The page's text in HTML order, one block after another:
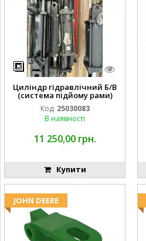
Циліндр гідравлічний Б/В
(система підйому рами)
3X8 87423768
Код: 25030083
В наявності
11 250,00 грн.
Купити
JOHN DEERE